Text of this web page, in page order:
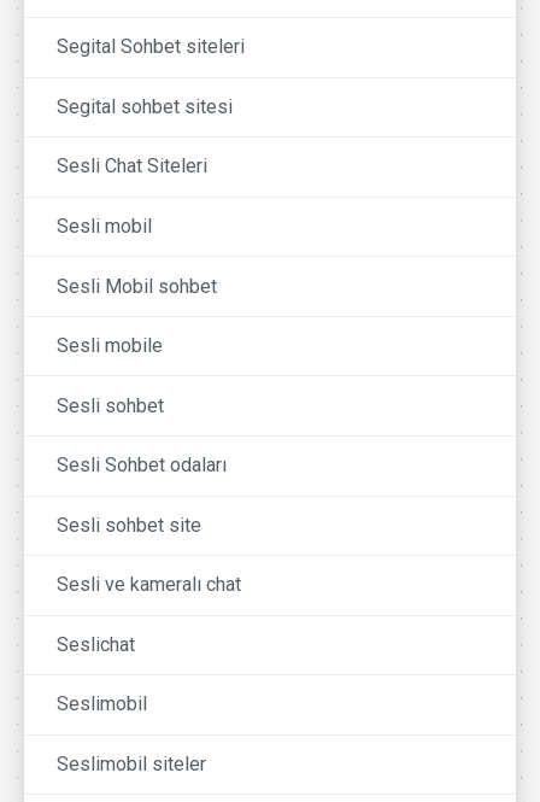
Segital Sohbet siteleri
Segital sohbet sitesi
Sesli Chat Siteleri
Sesli mobil
Sesli Mobil sohbet
Sesli mobile
Sesli sohbet
Sesli Sohbet odaları
Sesli sohbet site
Sesli ve kameralı chat
Seslichat
Seslimobil
Seslimobil siteler